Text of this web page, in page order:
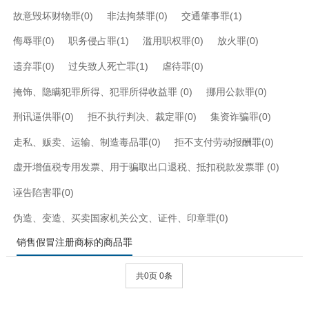
故意毁坏财物罪(0) 非法拘禁罪(0) 交通肇事罪(1)
侮辱罪(0) 职务侵占罪(1) 滥用职权罪(0) 放火罪(0)
遗弃罪(0) 过失致人死亡罪(1) 虐待罪(0)
掩饰、隐瞒犯罪所得、犯罪所得收益罪 (0) 挪用公款罪(0)
刑讯逼供罪(0) 拒不执行判决、裁定罪(0) 集资诈骗罪(0)
走私、贩卖、运输、制造毒品罪(0) 拒不支付劳动报酬罪(0)
虚开增值税专用发票、用于骗取出口退税、抵扣税款发票罪 (0)
诬告陷害罪(0)
伪造、变造、买卖国家机关公文、证件、印章罪(0)
销售假冒注册商标的商品罪
共0页 0条